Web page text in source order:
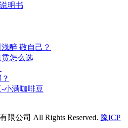
明书
醉 敬自己？
怎么选
小满咖啡豆
公司 All Rights Reserved. 豫ICP